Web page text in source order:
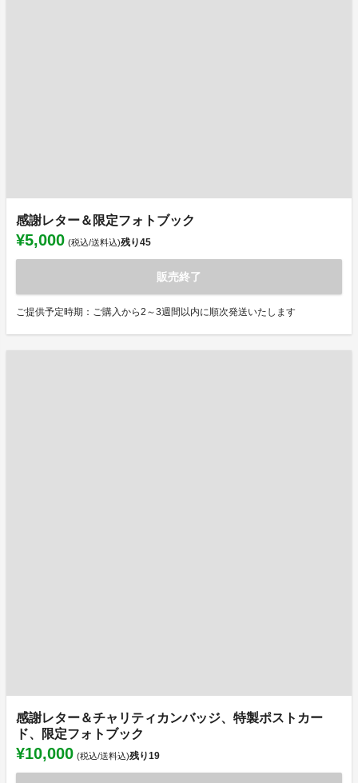
感謝レター＆限定フォトブック
¥5,000 (税込/送料込)残り45
販売終了
ご提供予定時期：ご購入から2～3週間以内に順次発送いたします
感謝レター＆チャリティカンバッジ、特製ポストカー
ド、限定フォトブック
¥10,000 (税込/送料込)残り19